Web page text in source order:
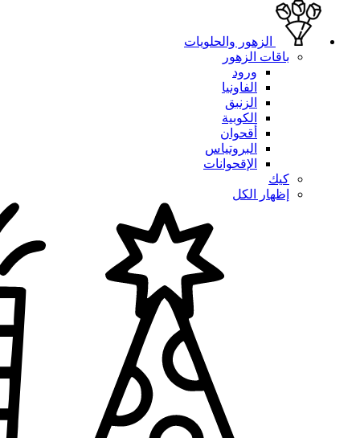
الزهور والحلويات
باقات الزهور
ورود
الفاونيا
الزنبق
الكوبية
أقحوان
البروتياس
الإقحوانات
كيك
إظهار الكل